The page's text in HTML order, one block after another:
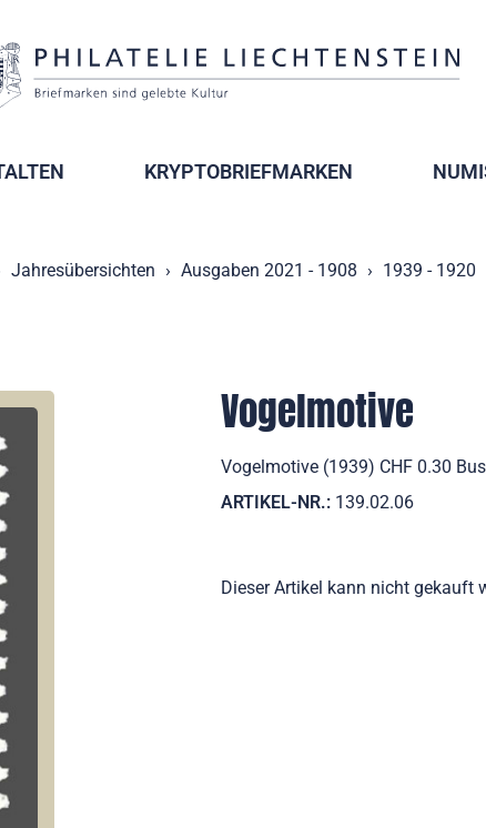
KRYPTOBRIEFMARKEN
Jahresübersichten Ausgaben 2021 - 1908 1939 - 1920
Vogelmotive
Vogelmotive (1939) CHF 0.30
ARTIKEL-NR.: 139.02.06
Dieser Artikel kann nicht gekauft